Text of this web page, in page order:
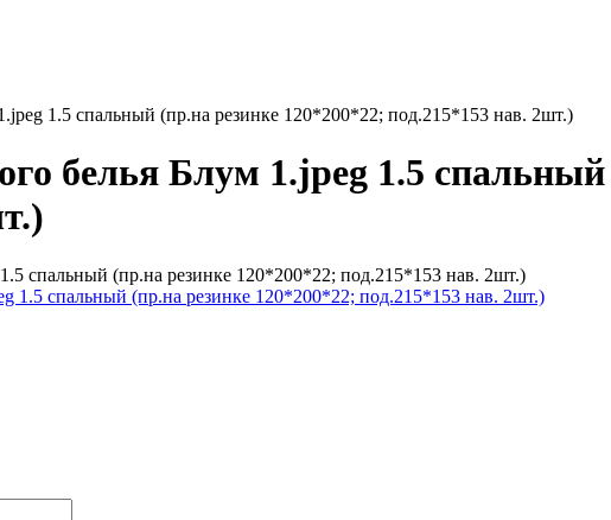
1.5 спальный (пр.на резинке 120*200*22; под.215*153 нав. 2шт.)
белья Блум 1.jpeg 1.5
спальный (пр.на резинке 120*200*22; под.215*153 нав. 2шт.)